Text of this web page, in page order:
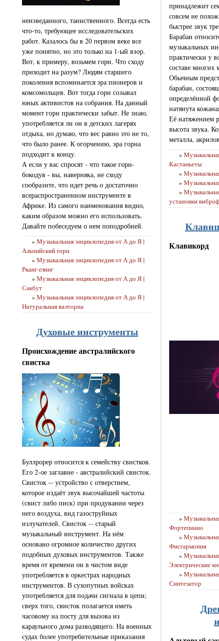
неизведанного, таинственного. Всегда есть
что-то, требующее исследовательских
работ. Казалось бы в 20 первом веке все
уже понятно, но это только на 1-ый взор.
Вот, к примеру, возьмем горн. Что сходу
приходит на разум? Людям старшего
поколения вспоминается эра пионеров и
комсомольцев. Вот тогда горн созывал
юных активистов на собрания. На данный
момент горн практически забыт. Не знаю,
употребляется ли он в детских лагерях
отдыха, но думаю, что вес равно это не то,
что было ранее. К огорчению, эра горна
подходит к концу.
А если у вас спросят - что такое горн-
бокодув - вы, наверняка, не сходу
сообразите, что идет речь о достаточно
всераспространенном инструменте в
Африке. Из самого наименования видно,
каким образом можно его использовать.
Давайте побеседуем о нем поподробней.
» Музыкальная энциклопедия от А до Я |
Альпийский горн
» Музыкальная энциклопедия от А до Я |
Рканг-глинг
» Музыкальная энциклопедия от А до Я |
Сакбут
» Музыкальная энциклопедия от А до Я |
Натуральная валторна
Духовые инструменты
Происхождение австралийского
свистка
Буллрорер относится к семейству свистков.
Его 2-ое заглавие - австралийский свисток.
Свисток -- устройство с отверстием,
которое издаёт звук высочайшей частоты
(свист либо писк) при продувании через
него воздуха, вид газоструйных
излучателей. Свисток -- старый
музыкальный инструмент. На нём
основано огромное количество других
подобных духовых инструментов. Также
время от времени он в чистом виде
употребляется в оркестрах народных
инструментов. В сухопутных войсках
употребляется для подачи сигнала в цепи;
сверх того, свисток полагается иметь
часовому на посту для вызова из
караульного дома разводящего. На военных
судах более употребительные приказания
принадлежит
совсем не
быстрее звук
Барабан
музыкальных
практически у
составе многих
Обычным
барабан,
определённой
натянута
Её натяжением
высота звука.
металла,
»
Кастаньеты
»
»
»
установки
Клавикорд
»
Фортепиано
»
Фисгармония
»
Электрические
»
Синтезатор